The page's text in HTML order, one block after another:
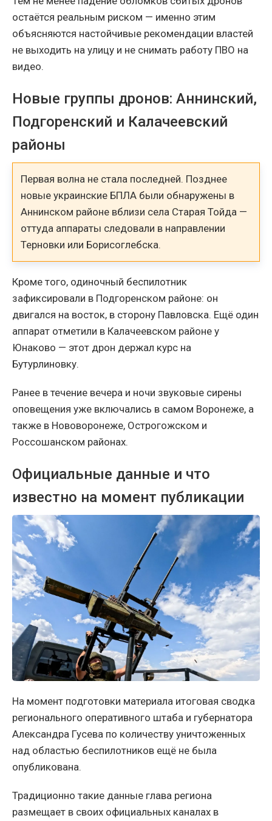
остаётся реальным риском — именно этим
объясняются настойчивые рекомендации властей
не выходить на улицу и не снимать работу ПВО на
видео.
Новые группы дронов: Аннинский,
Подгоренский и Калачеевский
районы
Первая волна не стала последней. Позднее
новые украинские БПЛА были обнаружены в
Аннинском районе вблизи села Старая Тойда —
оттуда аппараты следовали в направлении
Терновки или Борисоглебска.
Кроме того, одиночный беспилотник
зафиксировали в Подгоренском районе: он
двигался на восток, в сторону Павловска. Ещё один
аппарат отметили в Калачеевском районе у
Юнаково — этот дрон держал курс на
Бутурлиновку.
Ранее в течение вечера и ночи звуковые сирены
оповещения уже включались в самом Воронеже, а
также в Нововоронеже, Острогожском и
Россошанском районах.
Официальные данные и что
известно на момент публикации
На момент подготовки материала итоговая сводка
регионального оперативного штаба и губернатора
Александра Гусева по количеству уничтоженных
над областью беспилотников ещё не была
опубликована.
Традиционно такие данные глава региона
размещает в своих официальных каналах в